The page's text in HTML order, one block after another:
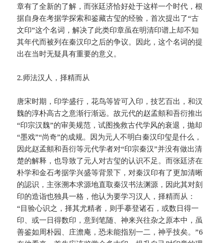
章有了全新的了解，而张廷济恰好处于这样一个时代，根
据自身在考据学探索和鉴藏古玺的经验，首次提出了“古
文印”这个名词，解决了此类印章虽在明清印谱上却不知
其年代而被列在秦汉印之后的争议。因此，这个名词的提
出在当时无疑具有重要的意义。
2.师法汉人，择精而从
唐宋时期，印学盛行，花鸟等皆可入印，技艺百出，和汉
魏的淳朴高古之意渐行渐远。故元代的赵孟頫和吾衍推出
“印宗汉魏”的审美规范，试图挽救古代学风的衰退，抛却
“墨戏”“尚奇”的成规。因为元人不明白秦汉印玺是什么，
因此赵孟頫和吾衍等元代学者对“印宗秦汉”并没有做出清
楚的解释，也导致了元人对古玺的认识不足。而张廷济在
朴学和金石考据学兴盛等背景下，对秦汉印有了更加清晰
的認识，主张溯本求源地直取秦汉书法渊源，因此其对刻
印的造诣也独具一格，他认为要学习汉人，择精而从：
“目验心识之，择其尤精者，则手摹登诸石，或数日得一
印、或一日得数印，意到笔随、神来兴往杂之原本中，虽
善鉴如周朴园、庄澹庵，恐未能指别一二，神乎技矣。”6